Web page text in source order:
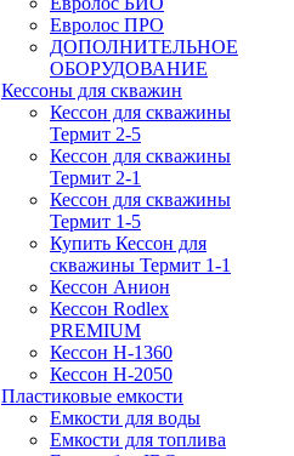
Евролос ПРО
ДОПОЛНИТЕЛЬНОЕ
ОБОРУДОВАНИЕ
Кессоны для скважин
Кессон для скважины
Термит 2-5
Кессон для скважины
Термит 2-1
Кессон для скважины
Термит 1-5
Купить Кессон для
скважины Термит 1-1
Кессон Анион
Кессон Rodlex
PREMIUM
Кессон H-1360
Кессон H-2050
Пластиковые емкости
Емкости для воды
Емкости для топлива